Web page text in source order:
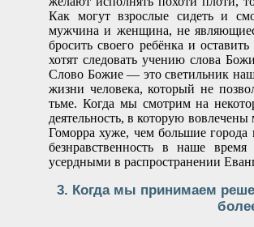
Как могут взрослые сидеть и
мужчина и женщина, не
бросить своего ребёнка и
хотят следовать учению слова
Слово Божие — это светильник
жизни человека, который не
тьме. Когда мы смотрим на
деятельность, в которую
Гоморра хуже, чем большие
безнравственность в наше
усердными в распространении
3. Когда мы принимаем